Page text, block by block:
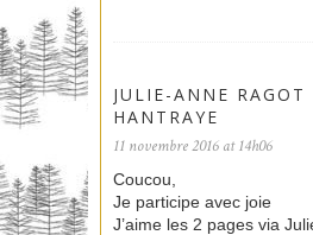
JULIE-ANNE RAGOT
HANTRAYE
11 novembre 2016 at 14h06
Coucou,
Je participe avec joie
J’aime les 2 pages via